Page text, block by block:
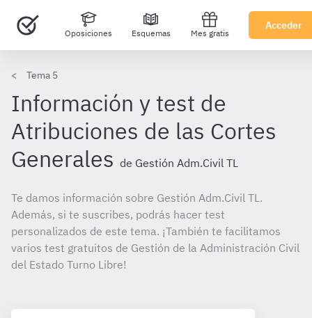
Oposiciones Esquemas Mes gratis
Acceder
Tema 5
Información y test de
Atribuciones de las Cortes
Generales de Gestión Adm.Civil TL
Te damos información sobre Gestión Adm.Civil TL.
Además, si te suscribes, podrás hacer test
personalizados de este tema. ¡También te facilitamos
varios test gratuitos de Gestión de la Administración Civil
del Estado Turno Libre!